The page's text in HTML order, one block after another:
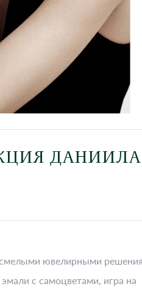
ДАНИИЛА
смелыми ювелирными
с самоцветами, игра на